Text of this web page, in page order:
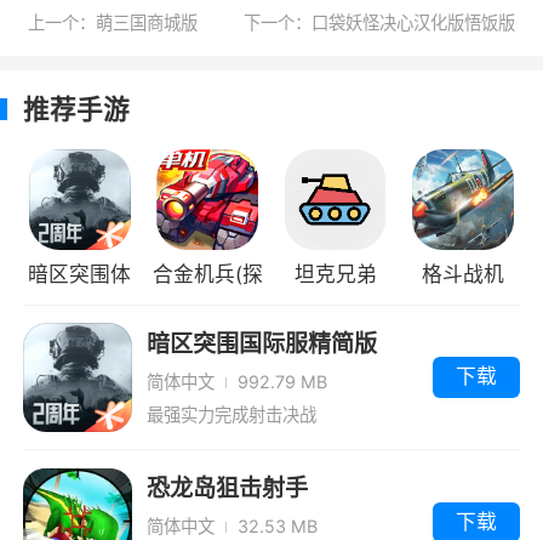
朋友展开最激烈的竞争对决
4、你需要解锁更多不同的枪支弹药，购买
更多高质量的武器，以便继续前进和冒险
5、战队赛随身开启，组建强大的战斗，集
结更多的伙伴，一起为了荣耀而战斗
小编评价
1、该游戏是一款第一人人称射击游戏，在游
戏中玩家可以任购买武器道具等，无限金币钻石
任意使用，而且还没有广告打扰哦
2、令人震撼的枪战场景，每个士兵都穿戴
上一个：萌三国商城版 下一个：口袋妖怪决心汉化版悟饭版
推荐手游
暗区突围体
验服
合金机兵(探
坦克兄弟 格斗战机
暗区突围国际服精简版
简体中文
992.79 MB
最强实力完成射击决战
下载
恐龙岛狙击射手
简体中文
32.53 MB
下载